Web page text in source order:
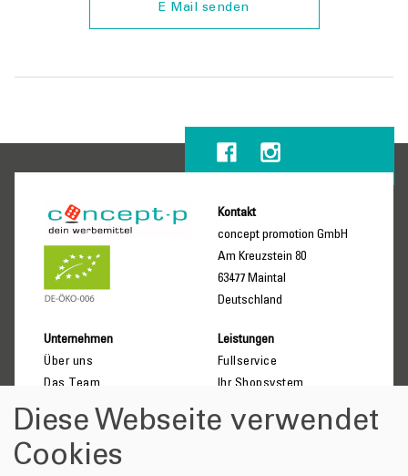
E Mail senden
Kontakt
concept promotion GmbH
Am Kreuzstein 80
63477 Maintal
Deutschland
Unternehmen
Über uns
Das Team
Kundenmeinungen
Soziales Engagement
BEESWE.LOVE
Leistungen
Fullservice
Ihr Shopsystem
Imagebroschüre
Diese Webseite verwendet
Cookies